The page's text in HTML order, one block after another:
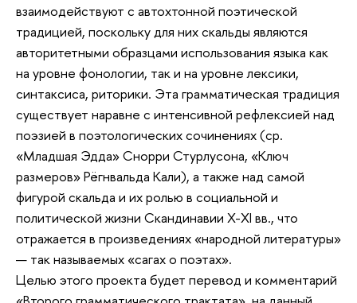
взаимодействуют с автохтонной поэтической
традицией, поскольку для них скальды являются
авторитетными образцами использования языка как
на уровне фонологии, так и на уровне лексики,
синтаксиса, риторики. Эта грамматическая традиция
существует наравне с интенсивной рефлексией над
поэзией в поэтологических сочинениях (ср.
«Младшая Эдда» Снорри Стурлусона, «Ключ
размеров» Рёгнвальда Кали), а также над самой
фигурой скальда и их ролью в социальной и
политической жизни Скандинавии X-XI вв., что
отражается в произведениях «народной литературы»
— так называемых «сагах о поэтах».
Целью этого проекта будет перевод и комментарий